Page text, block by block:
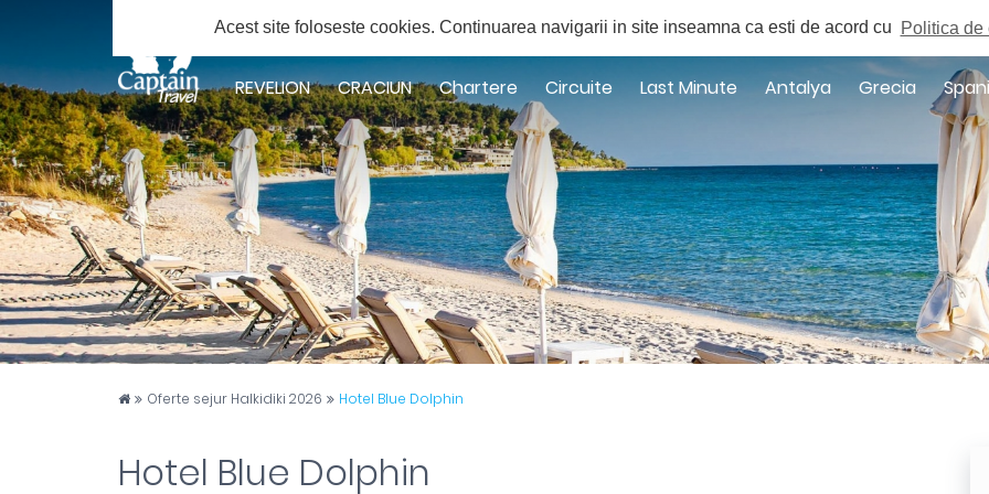
Acest site foloseste cookies.Continuarea navigarii in site inseamna ca esti de acord cu Politica de
Captain Travel
Oferte sejur Halkidiki 2026 Hotel Blue Dolphin
Hotel Blue Dolphin
Plus
Solicita oferta
REVELION CRACIUN Chartere Circuite Last Minute Antalya Grecia